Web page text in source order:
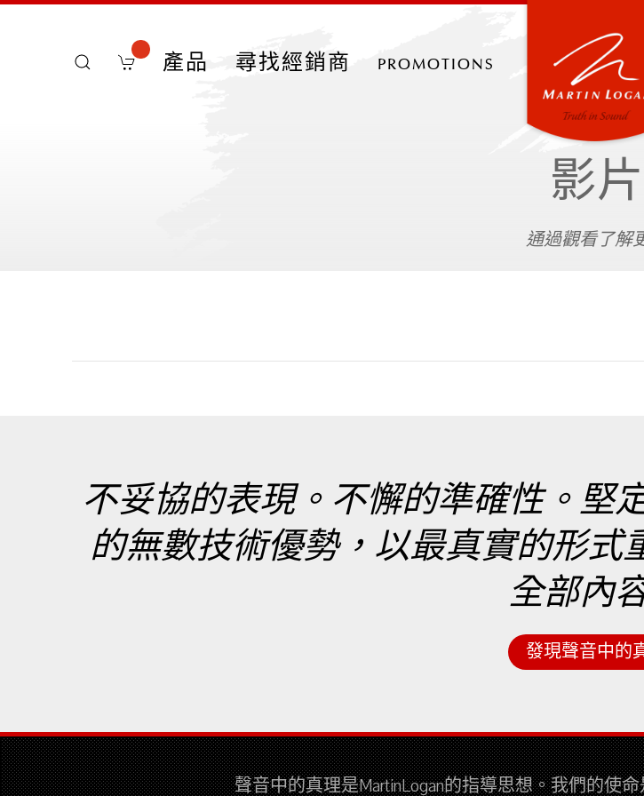
產品 尋找經銷商 promotions
影片
通過觀看了解
不妥協的表現。不懈的準確性。堅
的無數技術優勢，以最真實的形式
全部內
發現聲音中的
聲音中的真理是MartinLogan的指導思想。我們的使